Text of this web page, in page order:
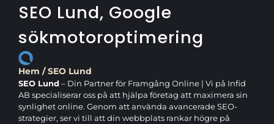
SEO Lund, Google
sökmotoroptimering
Hem /SEO Lund
SEO Lund – Din Partner för Framgång Online | Vi på Infid
AB specialiserar oss på att hjälpa företag att maximera sin
synlighet online. Genom att använda avancerade SEO-
strategier, ser vi till att din webbplats rankar högre på